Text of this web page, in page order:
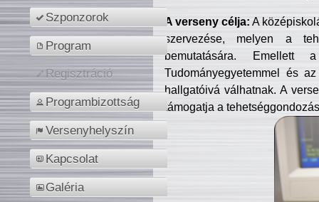
Szponzorok
Program
Regisztráció
Programbizottság
Versenyhelyszín
Kapcsolat
Galéria
A verseny célja: A
szervezése, melyen a
bemutatására. Emellett
Tudományegyetemmel és
hallgatóivá válhatnak. A
támogatja a